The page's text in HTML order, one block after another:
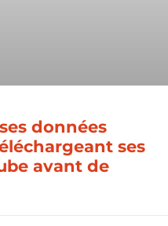
données
ses
avant de